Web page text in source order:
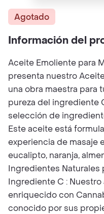
Agotado
Información del
Aceite Emoliente para
presenta nuestro
una obra maestra para
pureza del ingrediente
selección de
Este aceite está
experiencia de masaje
eucalipto, naranja,
Ingredientes Naturales
Ingrediente C :
enriquecido con
conocido por sus